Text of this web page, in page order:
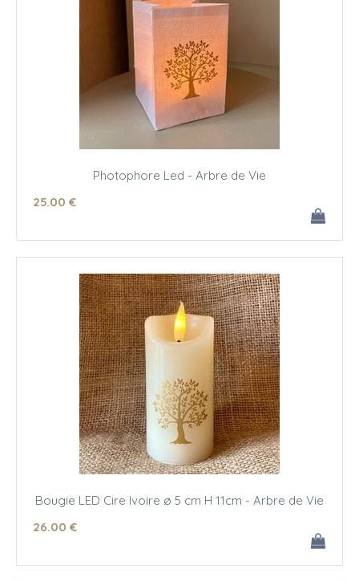
Photophore Led - Arbre de Vie
25.00 €
Bougie LED Cire Ivoire ø 5 cm H 11cm - Arbre de Vie
26.00 €